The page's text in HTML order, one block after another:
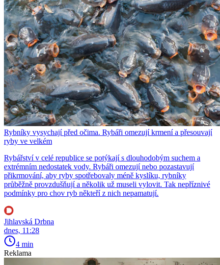
Rybníky vysychají před očima. Rybáři omezují krmení a přesouvají
ryby ve velkém
Rybářství v celé republice se potýkají s dlouhodobým suchem a
extrémním nedostatek vody. Rybáři omezují nebo pozastavují
přikrmování, aby ryby spotřebovaly méně kyslíku, rybníky
průběžně provzdušňují a několik už museli vylovit. Tak nepříznivé
podmínky pro chov ryb někteří z nich nepamatují.
Jihlavská Drbna
dnes, 11:28
4 min
Reklama